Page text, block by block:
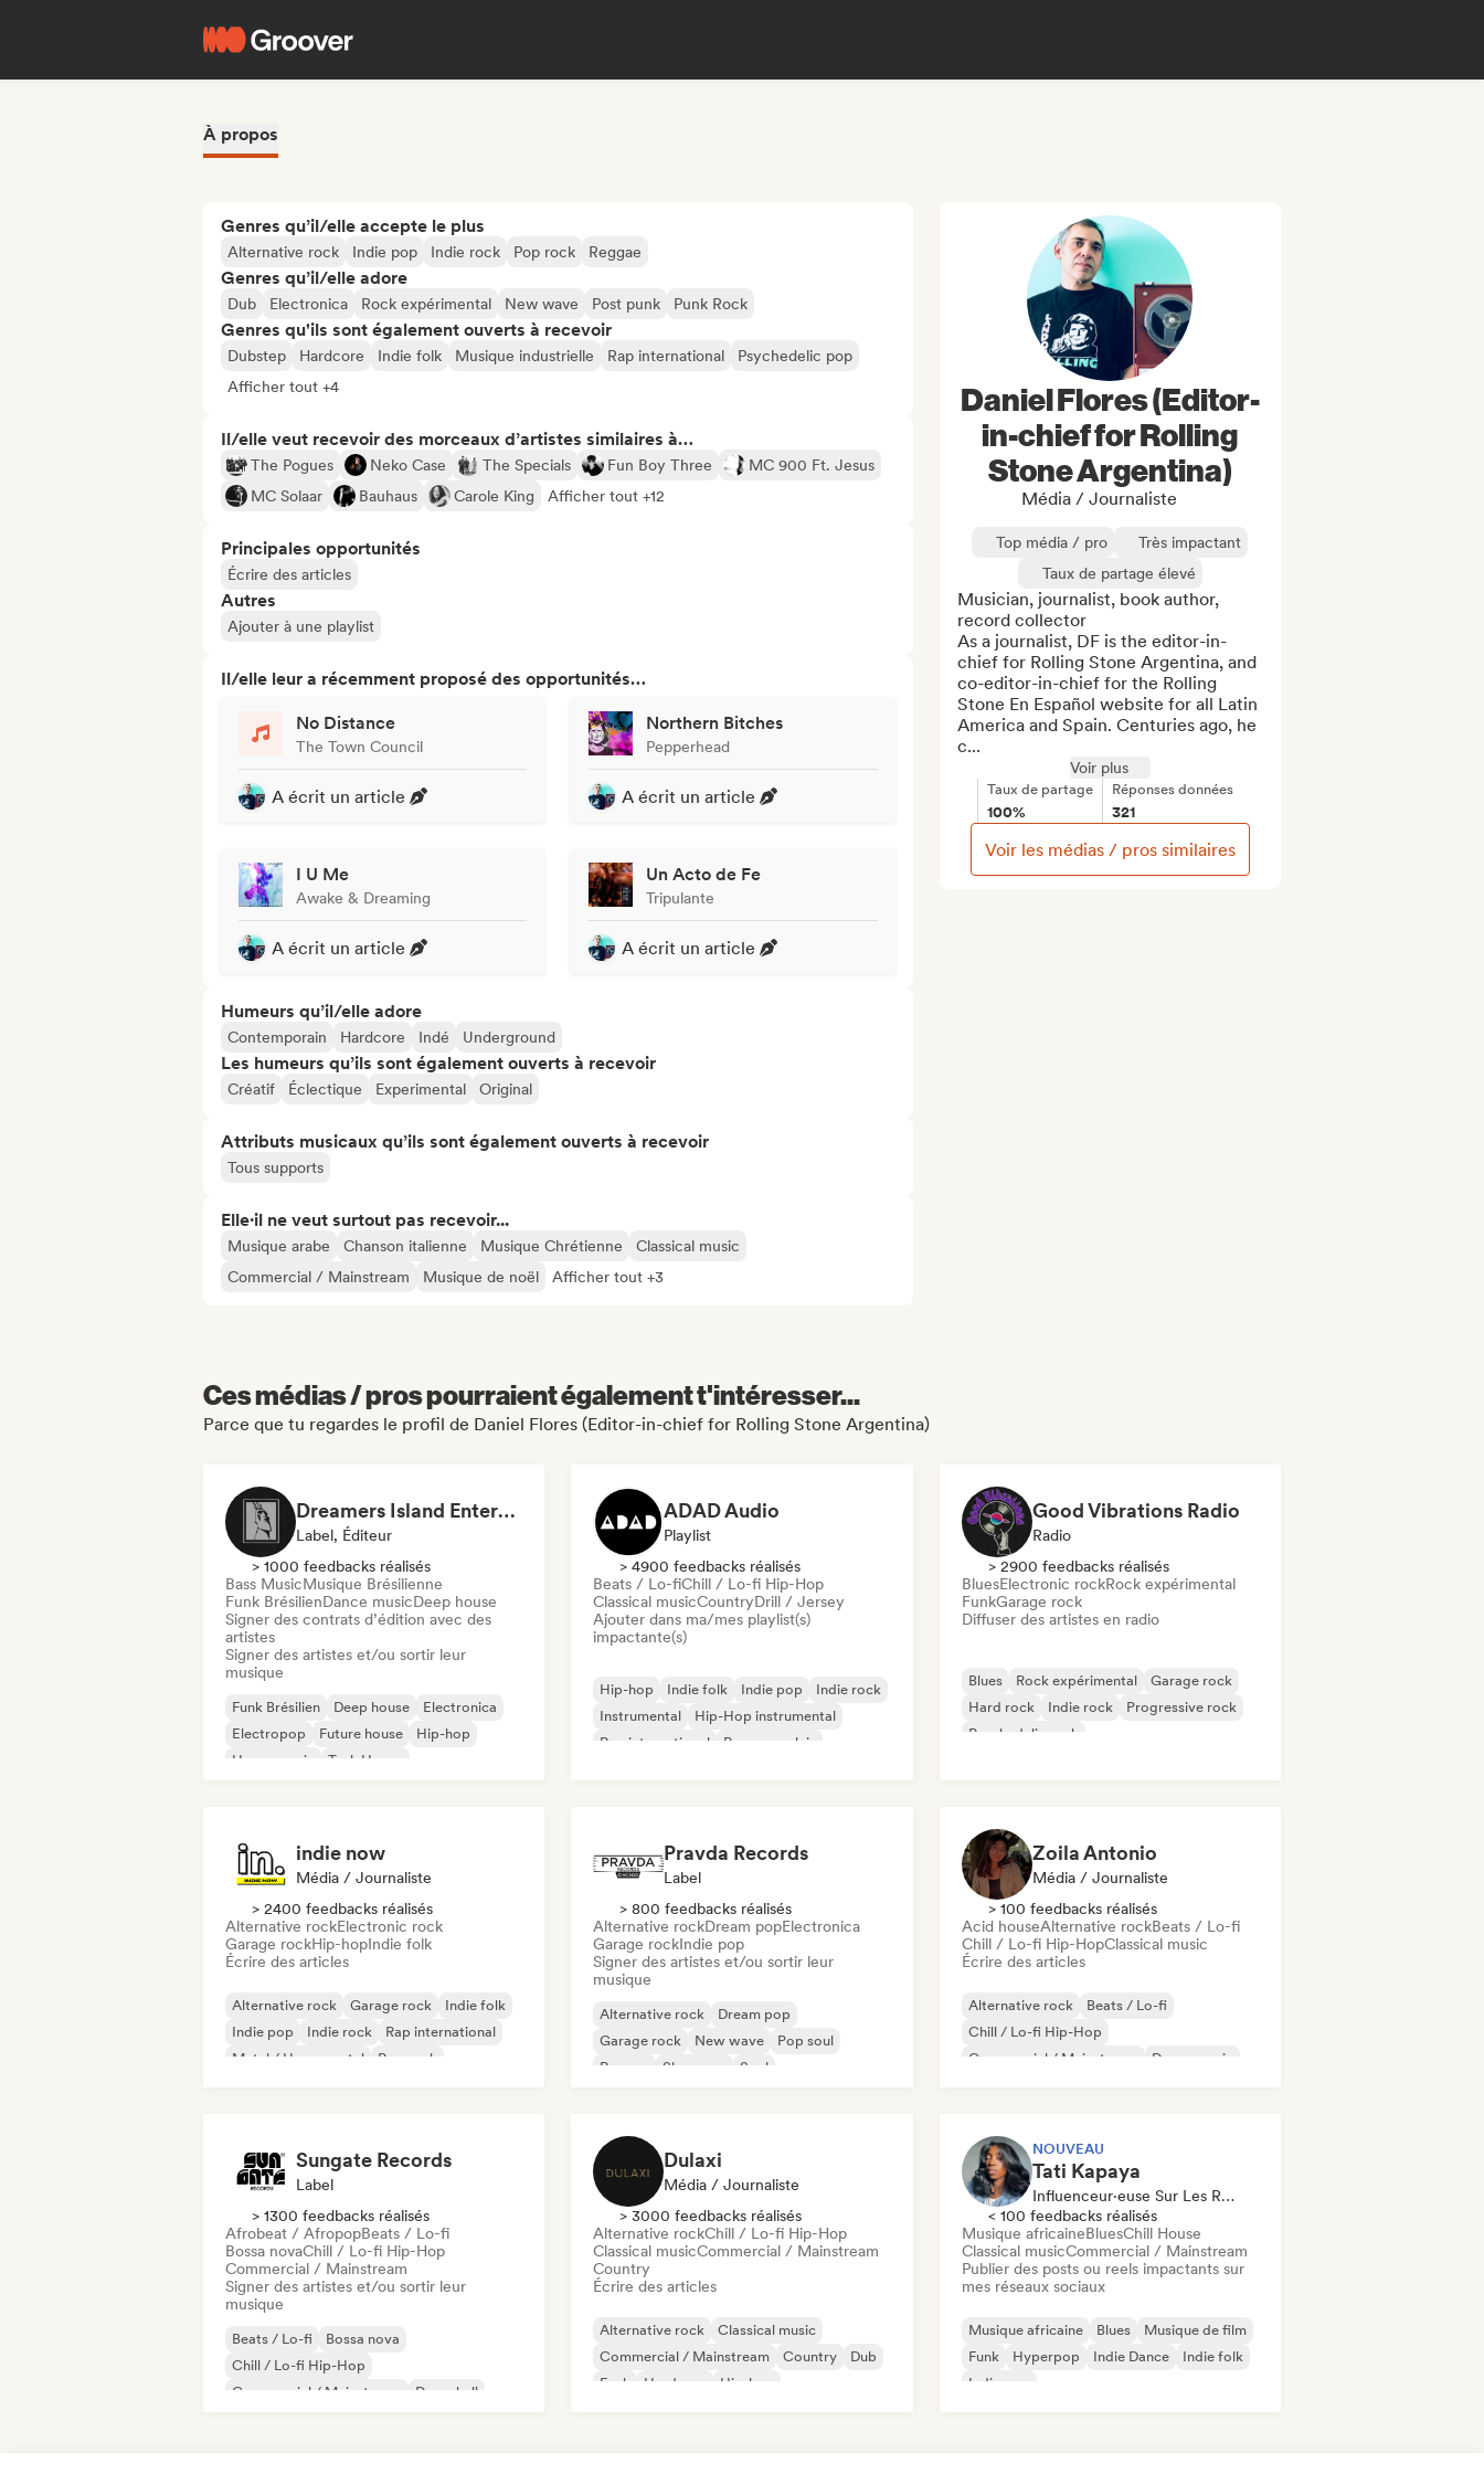
À propos
Genres qu’il/elle accepte le plus
Alternative rock Indie pop Indie rock Pop rock Reggae
Genres qu’il/elle adore
Dub Electronica Rock expérimental New wave Post punk Punk Rock
Genres qu'ils sont également ouverts à recevoir
Dubstep Hardcore Indie folk Musique industrielle Rap international
Psychedelic pop
Afficher tout +4
Il/elle veut recevoir des morceaux d’artistes similaires à…
The Pogues Neko Case The Specials Fun Boy Three
MC 900 Ft. Jesus
MC Solaar
Bauhaus Carole King Afficher tout +12
Principales opportunités
Écrire des articles
Autres
Ajouter à une playlist
Il/elle leur a récemment proposé des opportunités…
No Distance
The Town Council
A écrit un article
Northern Bitches
Pepperhead
A écrit un article
I U Me
Awake & Dreaming
A écrit un article
Un Acto de Fe
Tripulante
A écrit un article
Humeurs qu’il/elle adore
Contemporain Hardcore Indé Underground
Les humeurs qu’ils sont également ouverts à recevoir
Créatif Éclectique Experimental Original
Attributs musicaux qu’ils sont également ouverts à recevoir
Tous supports
Elle·il ne veut surtout pas recevoir...
Musique arabe Chanson italienne Musique Chrétienne
Classical music
Commercial / Mainstream
Musique de noël Afficher tout +3
Daniel Flores (Editor-
in-chief for Rolling
Stone Argentina)
Média / Journaliste
Top média / pro
Très impactant
Taux de partage élevé
Musician, journalist, book author,
record collector
As a journalist, DF is the editor-in-
chief for Rolling Stone Argentina, and
co-editor-in-chief for the Rolling
Stone En Español website for all Latin
America and Spain. Centuries ago, he
c...
Voir plus
Taux de partage
100%
Réponses données
321
Voir les médias / pros similaires
Ces médias / pros pourraient également t'intéresser...
Parce que tu regardes le profil de Daniel Flores (Editor-in-chief for Rolling Stone Argentina)
Dreamers Island Entertainment
Label, Éditeur
> 1000 feedbacks réalisés
Bass MusicMusique Brésilienne
Funk BrésilienDance musicDeep house
Signer des contrats d’édition avec des
artistes
Signer des artistes et/ou sortir leur
musique
Funk Brésilien Deep house
Electronica
Electropop
Future house
Hip-hop
House music
Tech House
ADAD Audio
Playlist
> 4900 feedbacks réalisés
Beats / Lo-fiChill / Lo-fi Hip-Hop
Classical musicCountryDrill / Jersey
Ajouter dans ma/mes playlist(s)
impactante(s)
Hip-hop Indie folk Indie pop
Indie rock
Instrumental
Hip-Hop instrumental
Rap international
Rap en anglais
Good Vibrations Radio
Radio
> 2900 feedbacks réalisés
BluesElectronic rockRock expérimental
FunkGarage rock
Diffuser des artistes en radio
Blues Rock expérimental
Garage rock
Hard rock
Indie rock
Progressive rock
Psychedelic rock
indie now
Média / Journaliste
> 2400 feedbacks réalisés
Alternative rockElectronic rock
Garage rockHip-hopIndie folk
Écrire des articles
Alternative rock Garage rock
Indie folk
Indie pop
Indie rock
Rap international
Metal / Heavy metal
Pop rock
Pravda Records
Label
> 800 feedbacks réalisés
Alternative rockDream popElectronica
Garage rockIndie pop
Signer des artistes et/ou sortir leur
musique
Alternative rock
Dream pop
Garage rock
New wave
Pop soul
Reggae
Shoegaze Soul
Zoila Antonio
Média / Journaliste
> 100 feedbacks réalisés
Acid houseAlternative rockBeats / Lo-fi
Chill / Lo-fi Hip-HopClassical music
Écrire des articles
Alternative rock
Beats / Lo-fi
Chill / Lo-fi Hip-Hop
Commercial / Mainstream
Dance music
Sungate Records
Label
> 1300 feedbacks réalisés
Afrobeat / AfropopBeats / Lo-fi
Bossa novaChill / Lo-fi Hip-Hop
Commercial / Mainstream
Signer des artistes et/ou sortir leur
musique
Beats / Lo-fi
Bossa nova
Chill / Lo-fi Hip-Hop
Commercial / Mainstream
Dancehall
Dulaxi
Média / Journaliste
> 3000 feedbacks réalisés
Alternative rockChill / Lo-fi Hip-Hop
Classical musicCommercial / Mainstream
Country
Écrire des articles
Alternative rock
Classical music
Commercial / Mainstream
Country
Dub
Funk
Hardcore Hip-hop
NOUVEAU
Tati Kapaya
Influenceur·euse Sur Les Réseaux Sociaux
< 100 feedbacks réalisés
Musique africaineBluesChill House
Classical musicCommercial / Mainstream
Publier des posts ou reels impactants sur
mes réseaux sociaux
Musique africaine Blues
Musique de film
Funk
Hyperpop Indie Dance
Indie folk
Indie pop